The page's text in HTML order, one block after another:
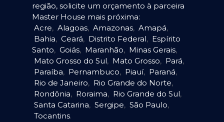
região, solicite um orçamento à parceira
Master House mais próxima:
Acre, Alagoas, Amazonas, Amapá,
Bahia, Ceará, Distrito Federal, Espírito
Santo, Goiás, Maranhão, Minas Gerais,
Mato Grosso do Sul, Mato Grosso, Pará,
Paraíba, Pernambuco, Piauí, Paraná,
Rio de Janeiro, Rio Grande do Norte,
Rondônia, Roraima, Rio Grande do Sul,
Santa Catarina, Sergipe, São Paulo,
Tocantins.